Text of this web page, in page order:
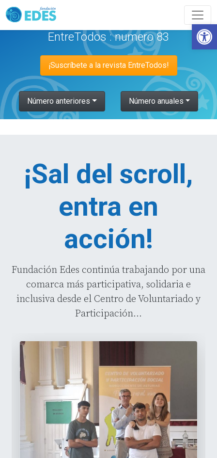
Abrir
EntreTodos : numero 83
¡Suscríbete a la revista EntreTodos!
Número anteriores Número anuales
¡Sal del scroll,
entra en
acción!
Fundación Edes continúa trabajando por una
comarca más participativa, solidaria e
inclusiva desde el Centro de Voluntariado y
Participación...